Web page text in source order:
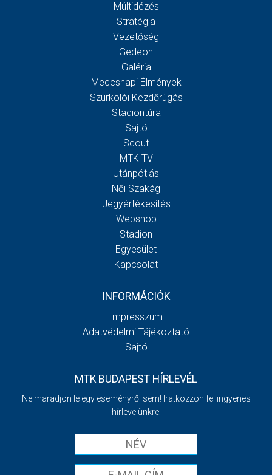
Múltidézés
Stratégia
Vezetőség
Gedeon
Galéria
Meccsnapi Élmények
Szurkolói Kezdőrúgás
Stadiontúra
Sajtó
Scout
MTK TV
Utánpótlás
Női Szakág
Jegyértékesítés
Webshop
Stadion
Egyesület
Kapcsolat
INFORMÁCIÓK
Impresszum
Adatvédelmi Tájékoztató
Sajtó
MTK BUDAPEST HÍRLEVÉL
Ne maradjon le egy eseményről sem! Iratkozzon fel ingyenes
hírlevelünkre: